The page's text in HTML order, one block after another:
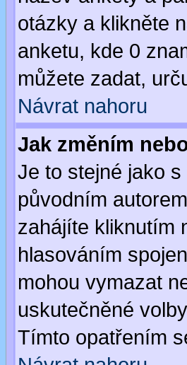
otázky a klikněte
anketu, kde 0
můžete zadat,
Návrat nahoru
Jak změním
Je to stejné jako
původním
zahájíte kliknutím
hlasováním
mohou vymazat
uskutečněné
Tímto opatřením